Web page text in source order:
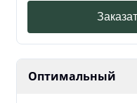
Оптимальный